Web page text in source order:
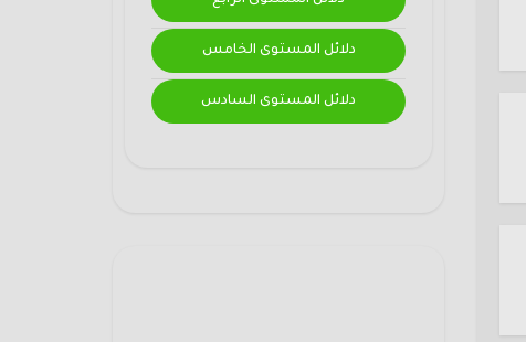
دلائل المستوى الخامس
دلائل المستوى السادس